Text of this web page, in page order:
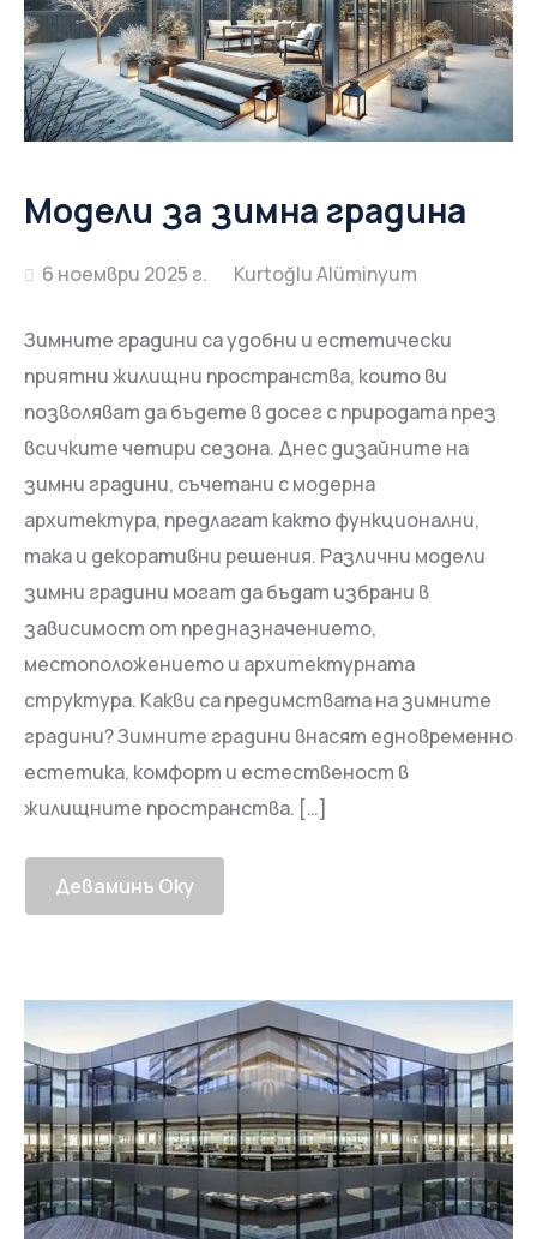
Модели за зимна градина
6 ноември 2025 г.
Зимните градини са удобни и естетически
приятни жилищни пространства, които ви
позволяват да бъдете в досег с природата през
всичките четири сезона. Днес дизайните на
зимни градини, съчетани с модерна
архитектура, предлагат както функционални,
така и декоративни решения. Различни модели
зимни градини могат да бъдат избрани в
зависимост от предназначението,
местоположението и архитектурната
структура. Какви са предимствата на зимните
градини? Зимните градини внасят едновременно
естетика, комфорт и естественост в
жилищните пространства. […]
Деваминъ Оку